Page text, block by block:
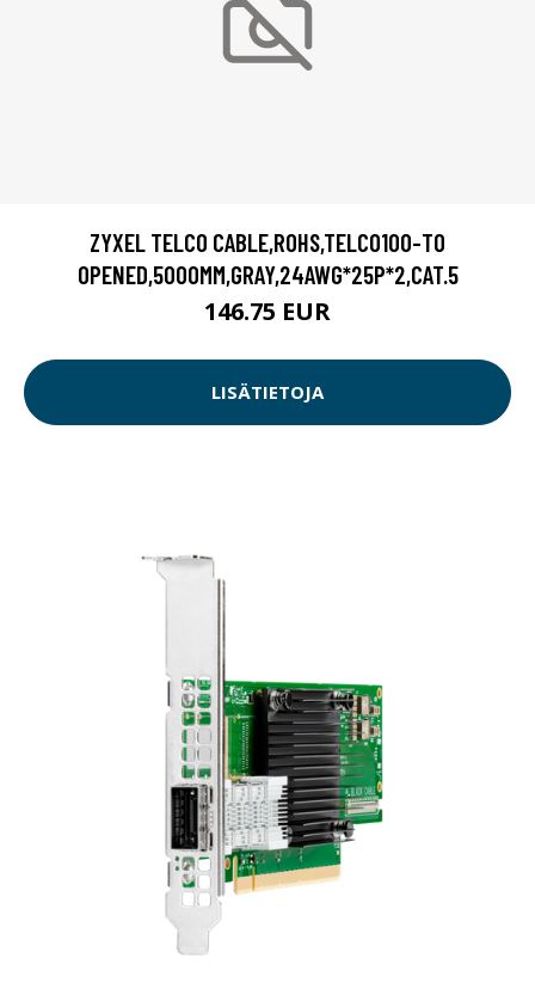
ZYXEL TELCO CABLE,ROHS,TELCO100-TO
OPENED,5000MM,GRAY,24AWG*25P*2,CAT.5
146.75 EUR
LISÄTIETOJA